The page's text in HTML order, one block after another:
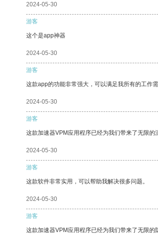
2024-05-30
游客
这个是app神器
2024-05-30
游客
这款app的功能非常强大，可以满足我所有的工作
2024-05-30
游客
这款加速器VPM应用程序已经为我们带来了无限的
2024-05-30
游客
这款软件非常实用，可以帮助我解决很多问题。
2024-05-30
游客
这款加速器VPM应用程序已经为我们带来了无限的